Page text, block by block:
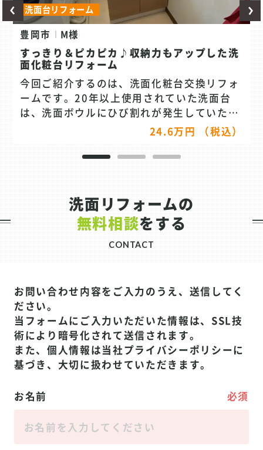
洗面台リフォーム
豊岡市 M様
すっきり＆ピカピカ♪収納力もアップした洗
面化粧台リフォーム
今回ご紹介するのは、洗面化粧台交換リフォ
ームです。20年以上使用されていた洗面台
は、洗面ボウルにひび割れが発生していたほ
か、水栓からの漏水も見られ、日常使いの中
合わせのきっかけは、こうのとりリフォーム
たい」とご相談をいただき、まずはお客様の
使い方や収納量、ご夫婦お二人のライフスタ
イルについて丁寧にヒアリングを行いまし
け置き洗いもしやすい人気シリーズです。ま
た、排水口まわりに汚れがたまりにくい設計
になっているため、お手入れのしやすさにも
優れています。 さらに今回は、お客様にじっ
くり比較・検討していただけるよう、3パタ
ーンのプランをご提案。鏡についても「一面
納力や使い勝手を踏まえて三面鏡タイプをご
提案しました。結果として、「三面鏡にして
良かった」と喜びのお声をいただき、毎日使
う洗面スペースがより快適で使いやすい空間
24.6万円 （税込）
洗面リフォームの
無料相談をする
CONTACT
お問い合わせ内容をご入力のうえ、送信してく
ださい。
当フォームにご入力いただいた情報は、SSL技
術により暗号化されて送信されます。
また、個人情報は当社プライバシーポリシーに
基づき、大切に扱わせていただきます。
お名前 必須